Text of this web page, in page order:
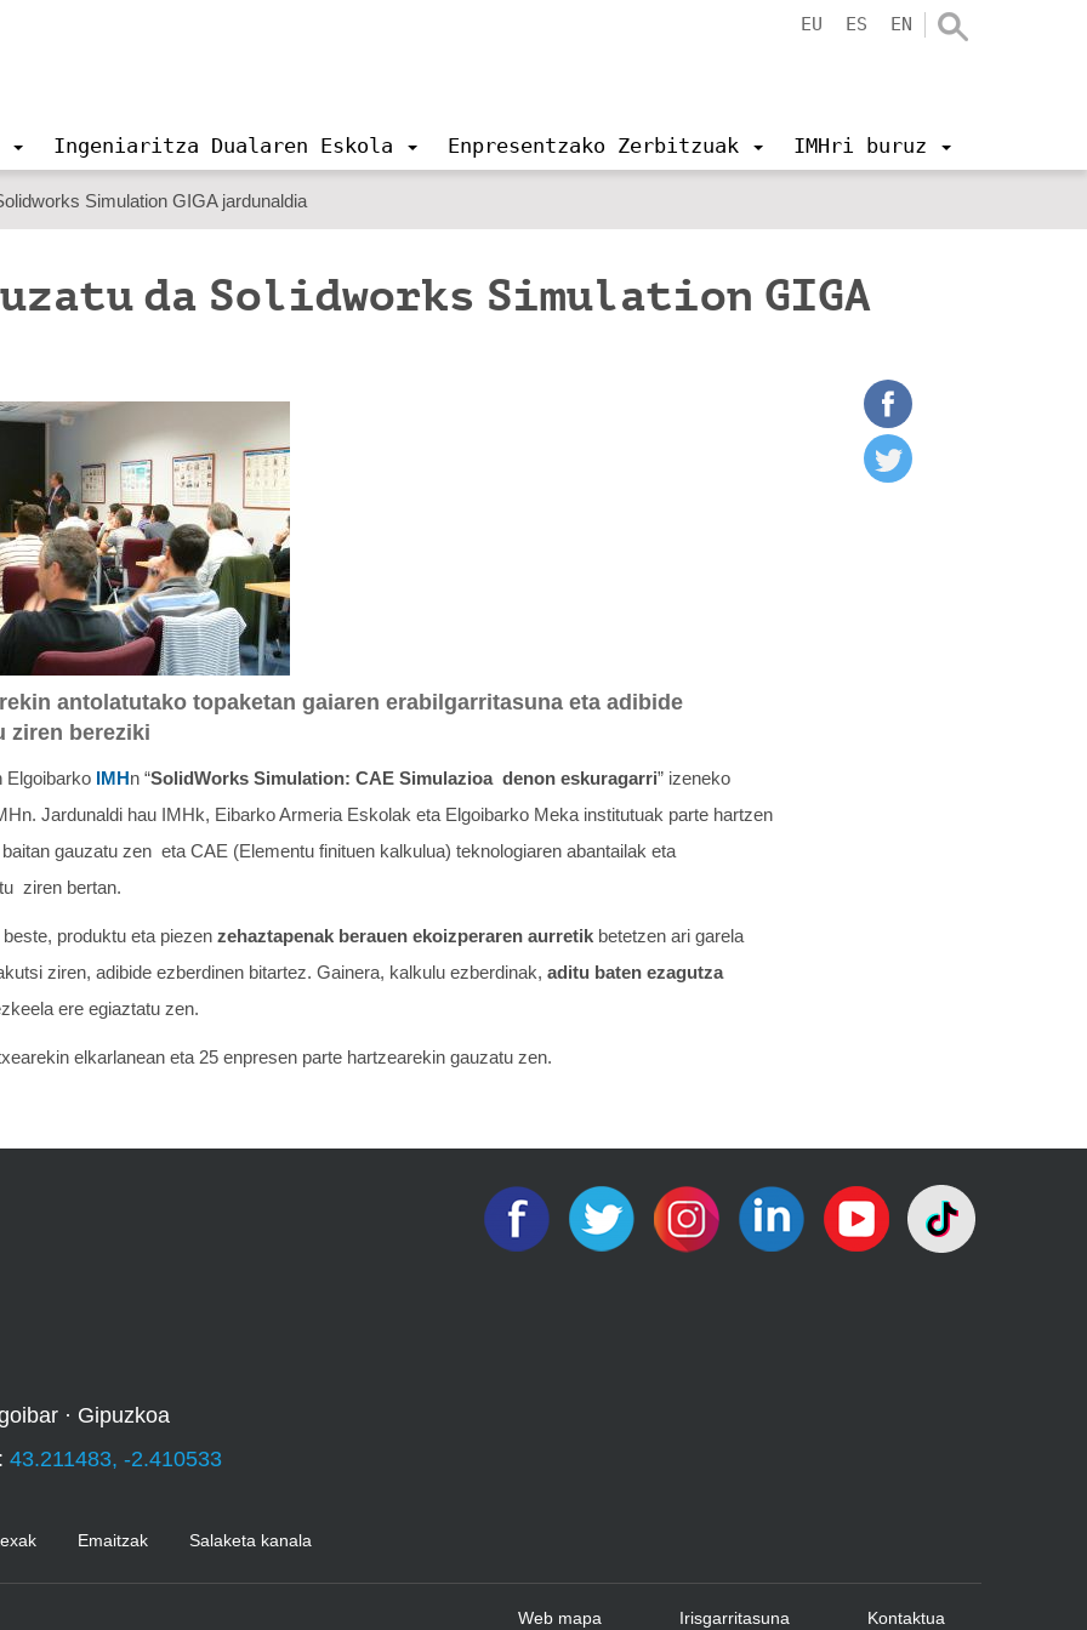
EU ES EN
Ingeniaritza Dualaren Eskola Enpresentzako Zerbitzuak IMHri buruz
Simulation GIGA jardunaldia
da Solidworks Simulation GIGA
antolatutako topaketan gaiaren erabilgarritasuna eta adibide
ziren bereziki
Elgoibarko IMHn “SolidWorks Simulation: CAE Simulazioa denon eskuragarri” izeneko
Jardunaldi hau IMHk, Eibarko Armeria Eskolak eta Elgoibarko Meka institutuak parte hartzen
gauzatu zen eta CAE (Elementu finituen kalkulua) teknologiaren abantailak eta
ziren bertan.
produktu eta piezen zehaztapenak berauen ekoizperaren aurretik betetzen ari garela
ziren, adibide ezberdinen bitartez. Gainera, kalkulu ezberdinak, aditu baten ezagutza
ere egiaztatu zen.
elkarlanean eta 25 enpresen parte hartzearekin gauzatu zen.
· Gipuzkoa
43.211483, -2.410533
Emaitzak Salaketa kanala
Web mapa Irisgarritasuna Kontaktua